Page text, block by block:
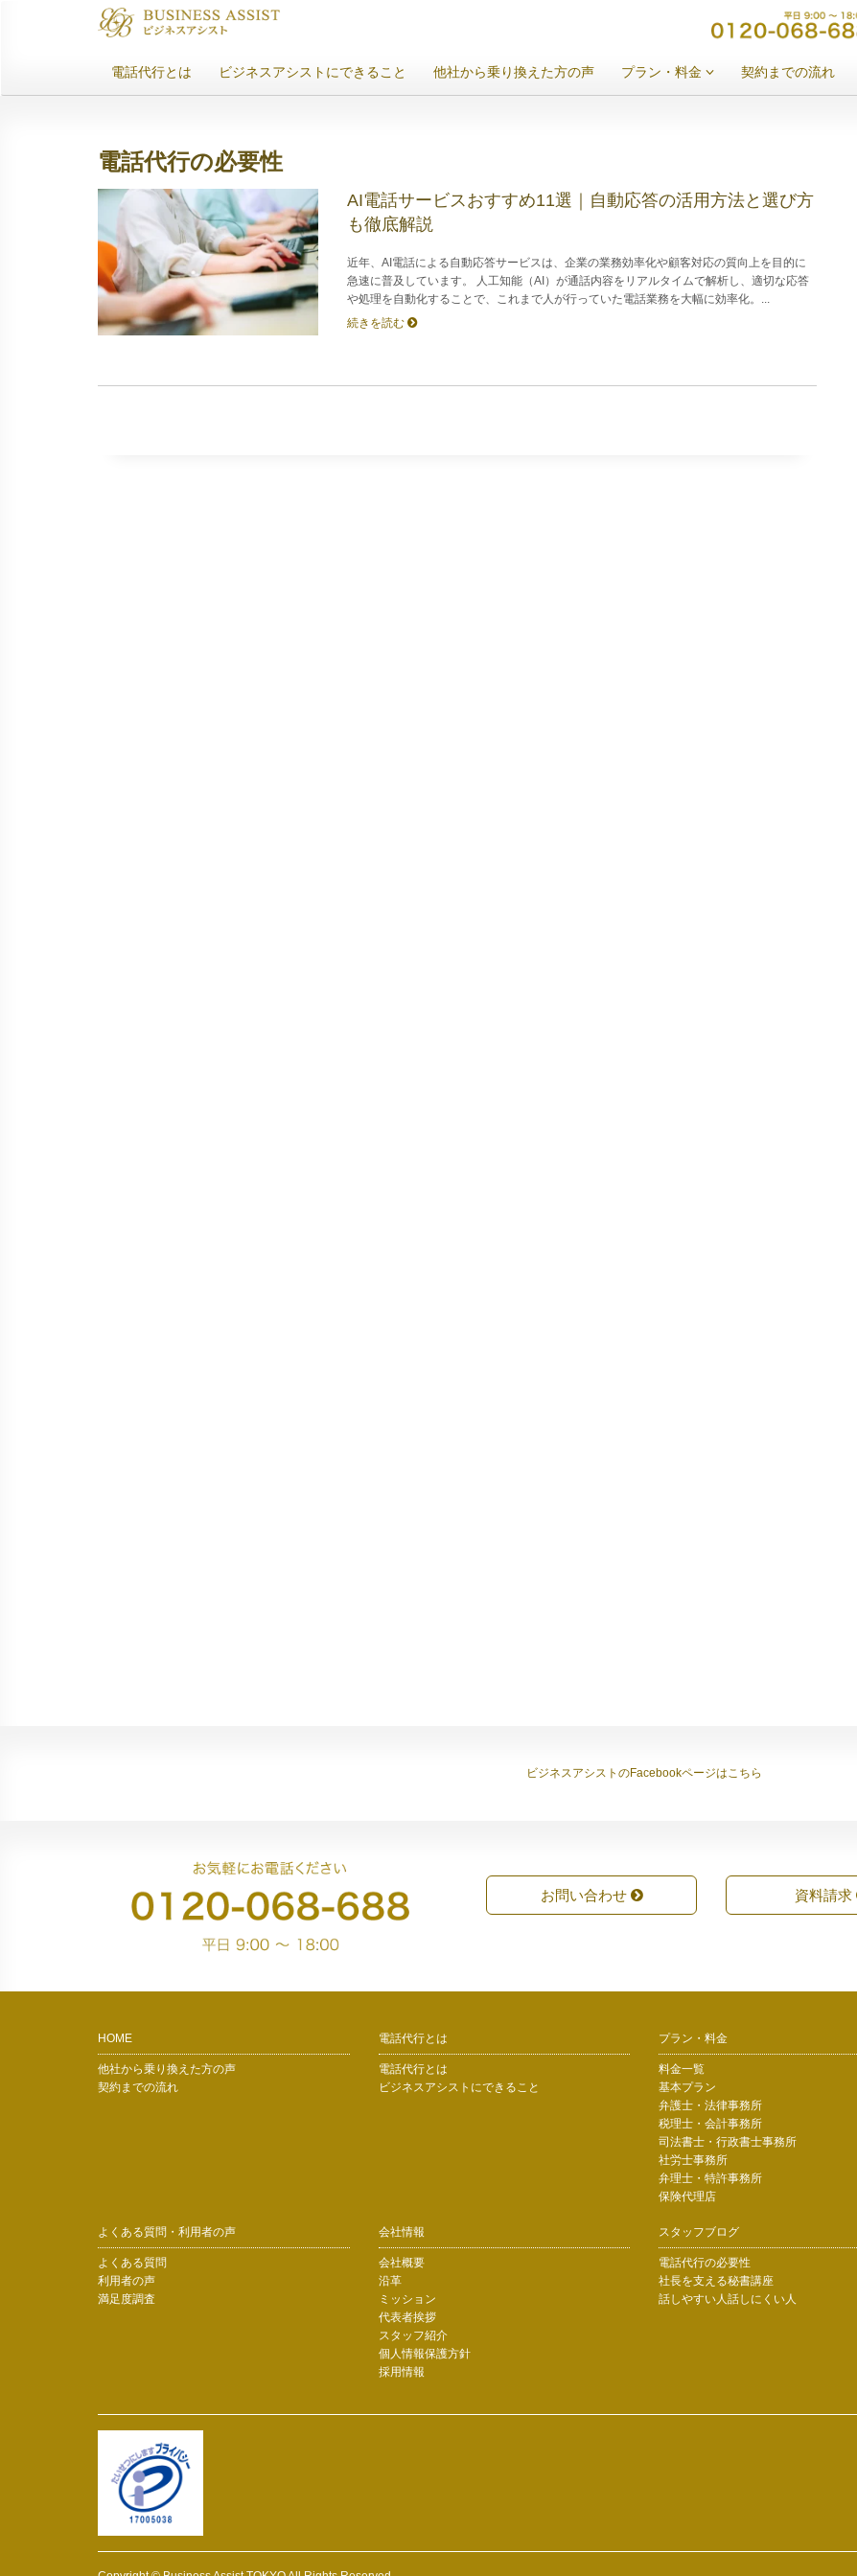
電話代行とは ビジネスアシストにできること 他社から乗り換えた方の声 プラン・料金 契約までの流れ
電話代行の必要性
AI電話サービスおすすめ11選｜自動応答の活用方法と選び方
も徹底解説
近年、AI電話による自動応答サービスは、企業の業務効率化や顧客対応の質向上を目的に
急速に普及しています。 人工知能（AI）が通話内容をリアルタイムで解析し、適切な応答
や処理を自動化することで、これまで人が行っていた電話業務を大幅に効率化。...
続きを読む
ビジネスアシストのFacebookページはこちら
お問い合わせ 資料請求
HOME
他社から乗り換えた方の声
契約までの流れ
電話代行とは
電話代行とは
ビジネスアシストにできること
プラン・料金
料金一覧
基本プラン
弁護士・法律事務所
税理士・会計事務所
司法書士・行政書士事務所
社労士事務所
弁理士・特許事務所
保険代理店
よくある質問・利用者の声
よくある質問
利用者の声
満足度調査
会社情報
会社概要
沿革
ミッション
代表者挨拶
スタッフ紹介
個人情報保護方針
採用情報
スタッフブログ
電話代行の必要性
社長を支える秘書講座
話しやすい人話しにくい人